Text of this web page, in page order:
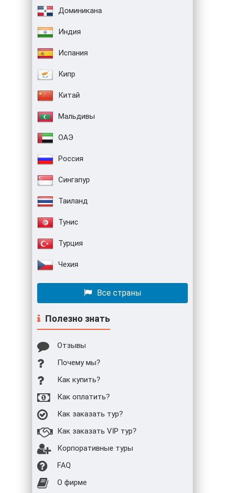
Доминикана
Индия
Испания
Кипр
Китай
Мальдивы
ОАЭ
Россия
Сингапур
Таиланд
Тунис
Турция
Чехия
Все страны
Полезно знать
Отзывы
Почему мы?
Как купить?
Как оплатить?
Как заказать тур?
Как заказать VIP тур?
Корпоративные туры
FAQ
О фирме